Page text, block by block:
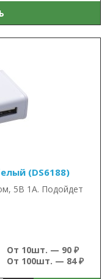
(DS6188)
5В 1А. Подойдет
От 10шт. — 90 ₽
От 100шт. — 84 ₽